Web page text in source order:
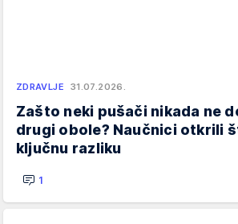
ZDRAVLJE 31.07.2026.
Zašto neki pušači nikada ne
drugi obole? Naučnici otkrili
ključnu razliku
1